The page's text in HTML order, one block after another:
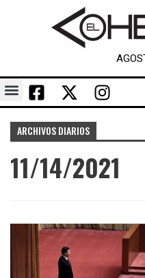
ARCHIVOS DIARIOS
11/14/2021